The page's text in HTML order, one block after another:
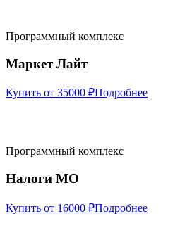
Программный комплекс
Маркет Лайт
Купить от 35000 ₽Подробнее
Программный комплекс
Налоги МО
Купить от 16000 ₽Подробнее